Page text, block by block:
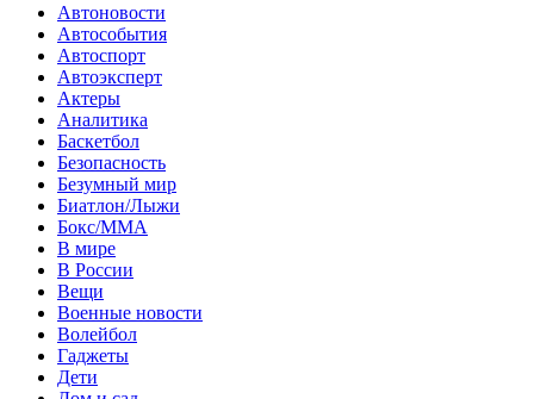
Автоновости
Автособытия
Автоспорт
Автоэксперт
Актеры
Аналитика
Баскетбол
Безопасность
Безумный мир
Биатлон/Лыжи
Бокс/MMA
В мире
В России
Вещи
Военные новости
Волейбол
Гаджеты
Дети